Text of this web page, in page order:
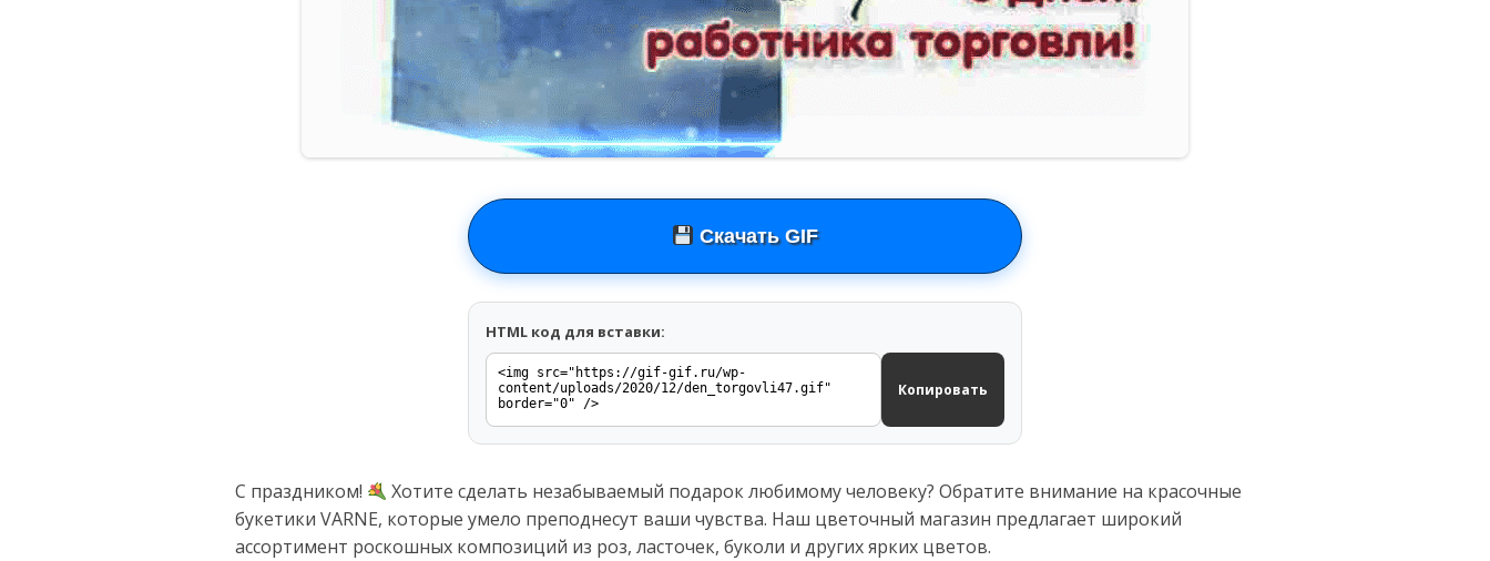
Скачать GIF
HTML код для вставки:
Копировать
С праздником!
Хотите сделать незабываемый подарок любимому человеку? Обратите внимание на красочные
букетики VARNE, которые умело преподнесут ваши чувства. Наш цветочный магазин предлагает широкий
ассортимент роскошных композиций из роз, ласточек, буколи и других ярких цветов.